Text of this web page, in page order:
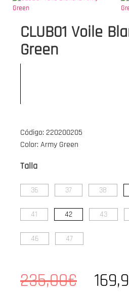
CLUB01 Voile
Green
Código: 220200205
Color: Army Green
Talla
36 37 38
41 42 43
46 47
235,00€